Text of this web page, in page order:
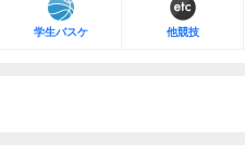
学生バスケ 他競技